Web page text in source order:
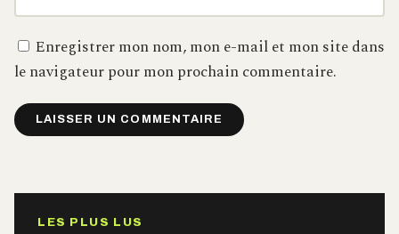
Enregistrer mon nom, mon e-mail et mon site dans
le navigateur pour mon prochain commentaire.
LES PLUS LUS